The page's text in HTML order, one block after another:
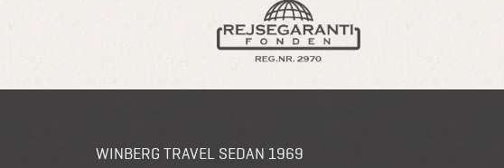
WINBERG TRAVEL SEDAN 1969